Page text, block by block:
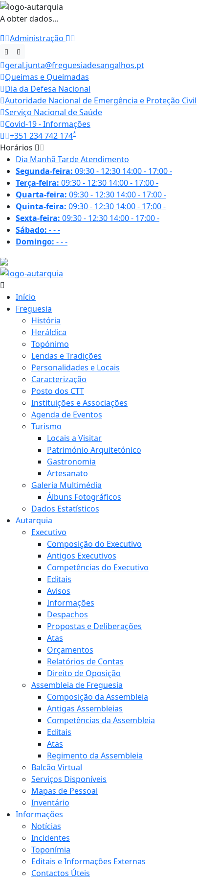
A obter dados...
Administração
geral.junta@freguesiadesangalhos.pt
Queimas e Queimadas
Dia da Defesa Nacional
Autoridade Nacional de Emergência e Proteção Civil
Serviço Nacional de Saúde
Covid-19 - Informações
+351 234 742 174*
Horários
Dia Manhã TardeAtendimento
Segunda-feira: 09:30 - 12:30 14:00 - 17:00-
Terça-feira: 09:30 - 12:30 14:00 - 17:00-
Quarta-feira: 09:30 - 12:30 14:00 - 17:00-
Quinta-feira: 09:30 - 12:30 14:00 - 17:00-
Sexta-feira: 09:30 - 12:30 14:00 - 17:00-
Sábado: ---
Domingo: ---
Início
Freguesia
História
Heráldica
Topónimo
Lendas e Tradições
Personalidades e Locais
Caracterização
Posto dos CTT
Instituições e Associações
Agenda de Eventos
Turismo
Locais a Visitar
Património Arquitetónico
Gastronomia
Artesanato
Galeria Multimédia
Álbuns Fotográficos
Dados Estatísticos
Autarquia
Executivo
Composição do Executivo
Antigos Executivos
Competências do Executivo
Editais
Avisos
Informações
Despachos
Propostas e Deliberações
Atas
Orçamentos
Relatórios de Contas
Direito de Oposição
Assembleia de Freguesia
Composição da Assembleia
Antigas Assembleias
Competências da Assembleia
Editais
Atas
Regimento da Assembleia
Balcão Virtual
Serviços Disponíveis
Mapas de Pessoal
Inventário
Informações
Notícias
Incidentes
Toponímia
Editais e Informações Externas
Contactos Úteis